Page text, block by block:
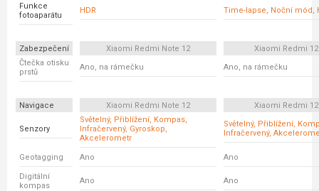
Funkce
fotoaparátu
HDR Time-lapse, Noční mód,
Zabezpečení Xiaomi Redmi Note 12
Xiaomi Redmi 12
Čtečka otisku
prstů
Ano, na rámečku Ano, na rámečku
Navigace Xiaomi Redmi Note 12 Xiaomi Redmi 12
Senzory
Světelný, Přiblížení, Kompas,
Infračervený, Gyroskop,
Akcelerometr
Světelný, Přiblížení,
Infračervený,
Geotagging Ano Ano
Digitální
kompas
Ano Ano